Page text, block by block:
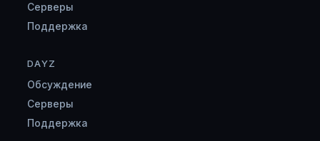
Серверы
Поддержка
DAYZ
Обсуждение
Серверы
Поддержка